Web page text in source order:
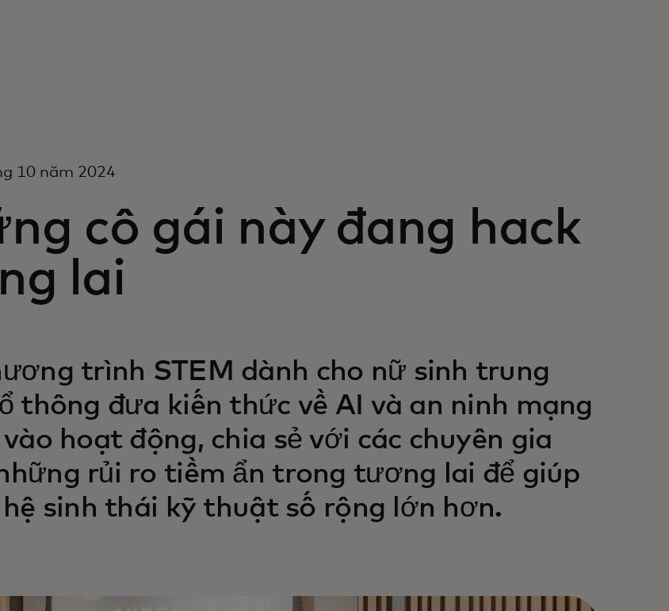
10 năm 2024
cô gái này đang hack
lai
trình STEM dành cho nữ sinh trung
thông đưa kiến thức về AI và an ninh mạng
hoạt động, chia sẻ với các chuyên gia
rủi ro tiềm ẩn trong tương lai để giúp
hệ sinh thái kỹ thuật số rộng lớn hơn.